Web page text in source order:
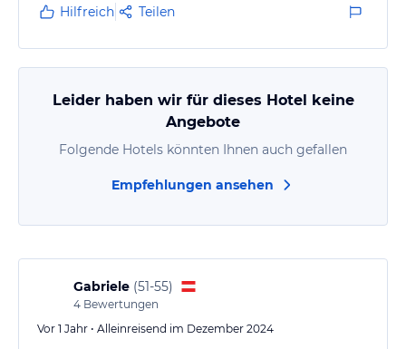
Hilfreich Teilen
Leider haben wir für dieses Hotel keine
Angebote
Folgende Hotels könnten Ihnen auch gefallen
Empfehlungen ansehen
Gabriele (51-55)
4 Bewertungen
Vor 1 Jahr • Alleinreisend im Dezember 2024